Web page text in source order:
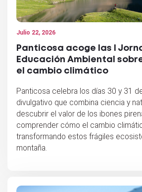
Julio 22, 2026
Panticosa acoge las I
Educación Ambiental
el cambio climático
Panticosa celebra los días 30 y 31
divulgativo que combina ciencia y
descubrir el valor de los ibones
comprender cómo el cambio
transformando estos frágiles
montaña.